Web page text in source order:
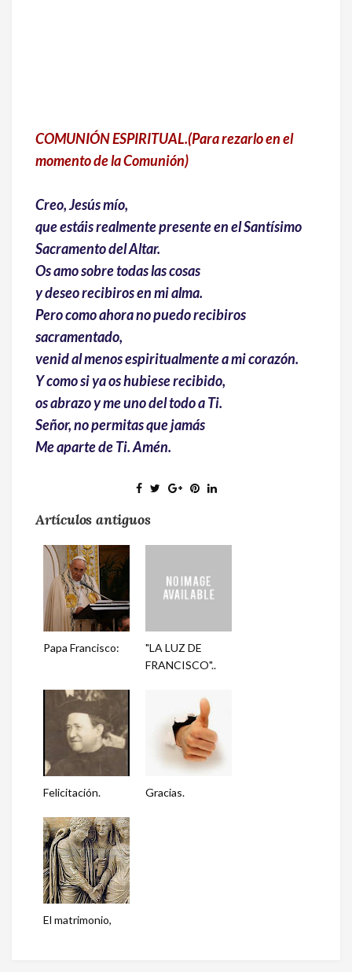
COMUNIÓN ESPIRITUAL.(Para rezarlo en el
momento de la Comunión)
Creo, Jesús mío,
que estáis realmente presente en el Santísimo
Sacramento del Altar.
Os amo sobre todas las cosas
y deseo recibiros en mi alma.
Pero como ahora no puedo recibiros
sacramentado,
venid al menos espiritualmente a mi corazón.
Y como si ya os hubiese recibido,
os abrazo y me uno del todo a Ti.
Señor, no permitas que jamás
Me aparte de Ti. Amén.
Artículos antiguos
Papa Francisco:
"LA LUZ DE
FRANCISCO"..
Felicitación. Gracias.
El matrimonio,